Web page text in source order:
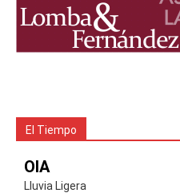
El Tiempo
OIA
Lluvia Ligera